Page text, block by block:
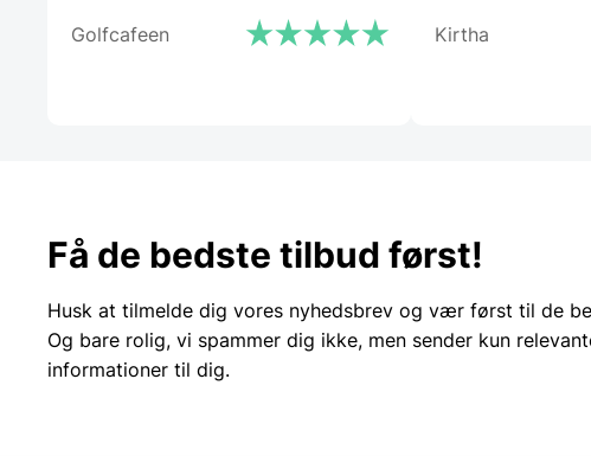
Golfcafeen Kirtha
Få de bedste tilbud først!
Husk at tilmelde dig vores nyhedsbrev og vær først til de
Og bare rolig, vi spammer dig ikke, men sender kun
informationer til dig.